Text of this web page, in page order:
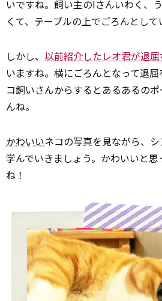
いですね。飼い主のIさんいわく、
くて、テーブルの上でごろんとして
しかし、 以前紹介したレオ君が退
いますね。横にごろんとなって退
コ飼いさんからするとあるあるの
んね。
かわいいネコの写真を見ながら、
学んでいきましょう。かわいいと
ね！